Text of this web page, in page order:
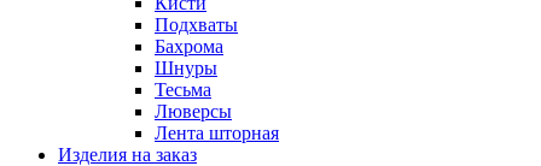
Подхваты
Бахрома
Шнуры
Тесьма
Люверсы
Лента шторная
Изделия на заказ